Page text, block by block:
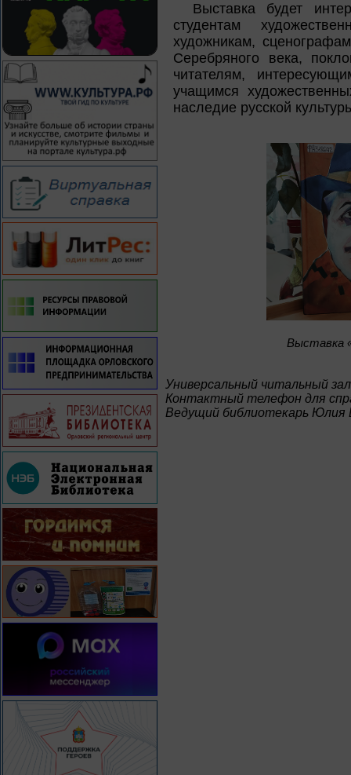
Выставка будет
студентам
художникам,
Серебряного века,
читателям,
учащимся
наследие русской
Bыставка
Универсальный читальный зал
Контактный телефон для
Ведущий библиотекарь Юлия